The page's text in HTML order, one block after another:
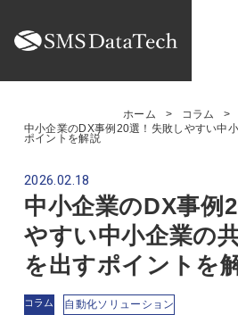
ホーム コラム
中小企業のDX事例20選！失敗しやすい中
ポイントを解説
2026.02.18
中小企業のDX事例
やすい中小企業の
を出すポイントを
コラム 自動化ソリューション